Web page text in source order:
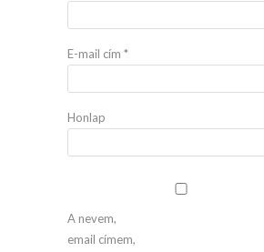
E-mail cím *
Honlap
A nevem,
email címem,